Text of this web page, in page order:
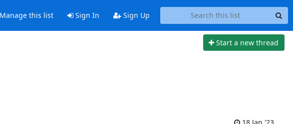
this list Sign In Sign Up
Start a new thread
18 Jan '23